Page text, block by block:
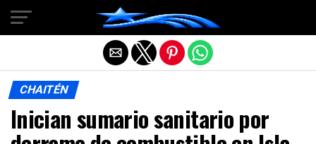
CHAITÉN
Inician sumario sanitario por
Salir de la versión móvil